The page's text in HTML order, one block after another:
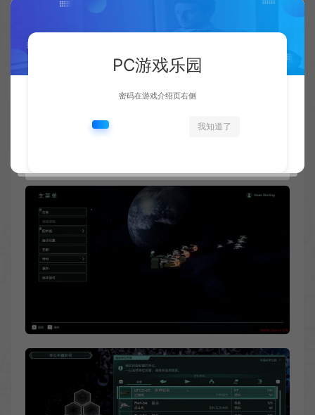
处理器: Intel(R) Core(TM) i3 3rd Generation
PC游戏乐园
密码在游戏介绍页右侧
我知道了